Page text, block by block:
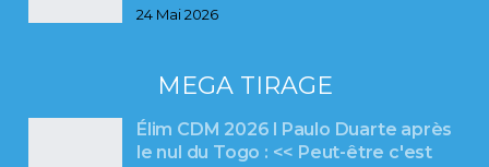
24 Mai 2026
MEGA TIRAGE
Élim CDM 2026 l Paulo Duarte après
le nul du Togo : << Peut-être c'est